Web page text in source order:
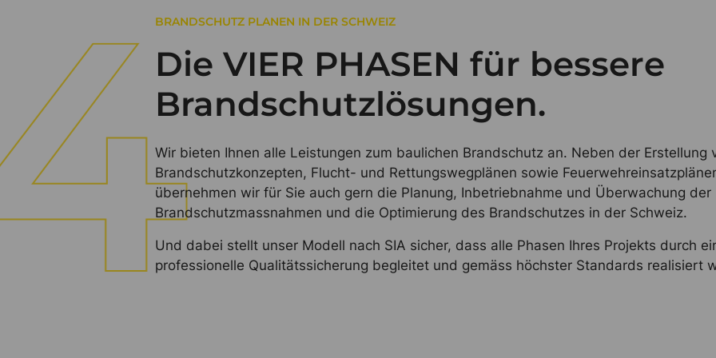
BRANDSCHUTZ PLANEN IN DER SCHWEIZ
Die VIER PHASEN für bessere
Brandschutzlösungen.
Wir bieten Ihnen alle Leistungen zum baulichen Brandschutz an. Neben der Erstellung
Brandschutzkonzepten, Flucht- und Rettungswegplänen sowie
übernehmen wir für Sie auch gern die Planung, Inbetriebnahme und Überwachung der
Brandschutzmassnahmen und die Optimierung des Brandschutzes in der Schweiz.
Und dabei stellt unser Modell nach SIA sicher, dass alle Phasen Ihres Projekts durch
professionelle Qualitätssicherung begleitet und gemäss höchster Standards realisiert